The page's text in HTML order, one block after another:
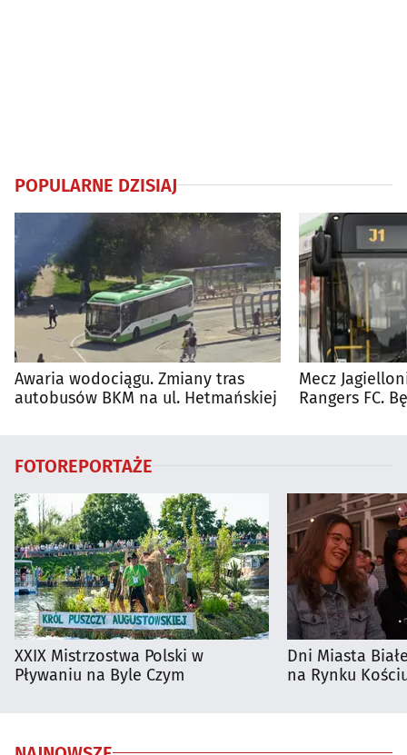
POPULARNE DZISIAJ
Awaria wodociągu. Zmiany tras
autobusów BKM na ul. Hetmańskiej
Mecz
Rangers FC.
FOTOREPORTAŻE
XXIX Mistrzostwa Polski w
Pływaniu na Byle Czym
Dni Miasta
na Rynku